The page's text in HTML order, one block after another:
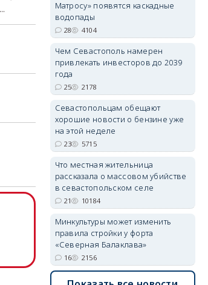
Матросу» появятся каскадные
водопады
28 4104
Чем Севастополь намерен
привлекать инвесторов до 2039
года
25 2178
Севастопольцам обещают
хорошие новости о бензине уже
на этой неделе
23 5715
Что местная жительница
рассказала о массовом убийстве
в севастопольском селе
21 10184
Минкультуры может изменить
правила стройки у форта
«Северная Балаклава»
16 2156